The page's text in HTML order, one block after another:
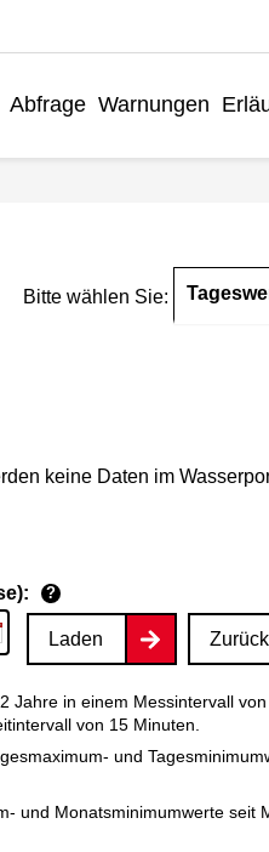
Abfrage Warnungen
Bitte wählen Sie:
keine Daten im
?
Laden
Jahre in einem Messintervall
von 15 Minuten.
und
und Monatsminimumwerte seit